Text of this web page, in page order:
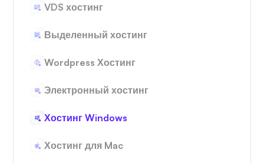
VDS хостинг
Выделенный хостинг
Wordpress Хостинг
Электронный хостинг
Хостинг Windows
Хостинг для Mac